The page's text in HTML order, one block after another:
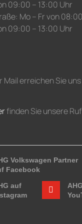
09:00 – 13:00 Uhr
Mo – Fr von
09:00 – 13:00 Uhr
Mail erreichen Sie
finden Sie unsere
Volkswagen Partner
Facebook
auf